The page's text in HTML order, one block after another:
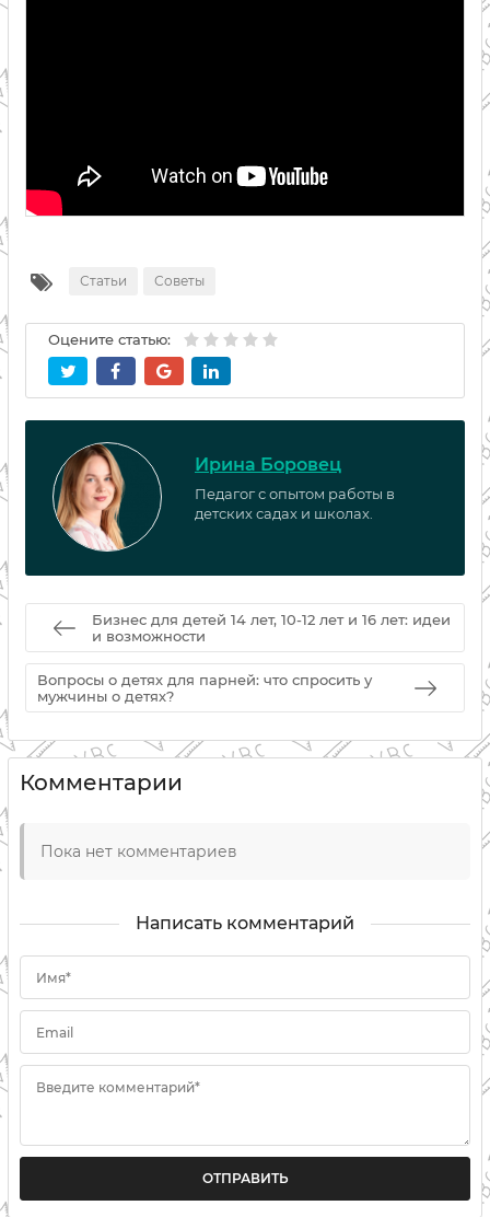
Статьи Советы
Оцените статью:
Ирина Боровец
Педагог с опытом работы в
детских садах и школах.
Бизнес для детей 14 лет, 10-12 лет и 16 лет: идеи
и возможности
Вопросы о детях для парней: что спросить у
мужчины о детях?
Комментарии
Пока нет комментариев
Написать комментарий
Имя*
Email
Введите комментарий*
ОТПРАВИТЬ